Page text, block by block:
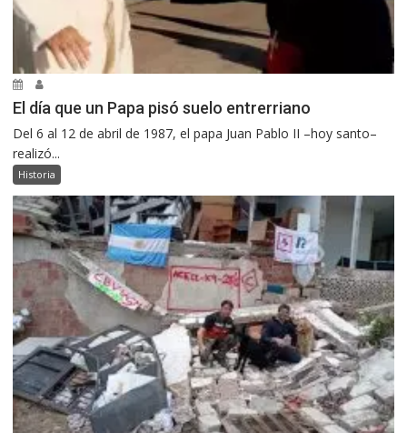
El día que un Papa pisó suelo entrerriano
Del 6 al 12 de abril de 1987, el papa Juan Pablo II –hoy santo–
realizó...
Historia